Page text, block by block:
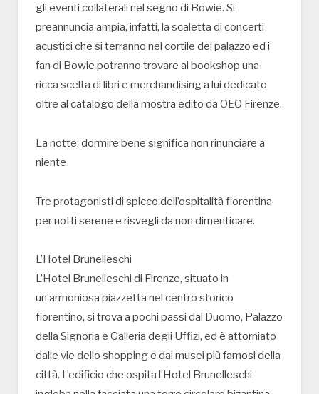
gli eventi collaterali nel segno di Bowie. Si
preannuncia ampia, infatti, la scaletta di concerti
acustici che si terranno nel cortile del palazzo ed i
fan di Bowie potranno trovare al bookshop una
ricca scelta di libri e merchandising a lui dedicato
oltre al catalogo della mostra edito da OEO Firenze.
La notte: dormire bene significa non rinunciare a
niente
Tre protagonisti di spicco dell’ospitalità fiorentina
per notti serene e risvegli da non dimenticare.
L’Hotel Brunelleschi
L’Hotel Brunelleschi di Firenze, situato in
un’armoniosa piazzetta nel centro storico
fiorentino, si trova a pochi passi dal Duomo, Palazzo
della Signoria e Galleria degli Uffizi, ed è attorniato
dalle vie dello shopping e dai musei più famosi della
città. L’edificio che ospita l’Hotel Brunelleschi